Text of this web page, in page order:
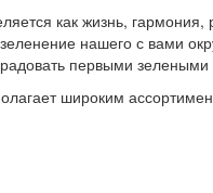
как жизнь,
нашего с вами
первыми
широким